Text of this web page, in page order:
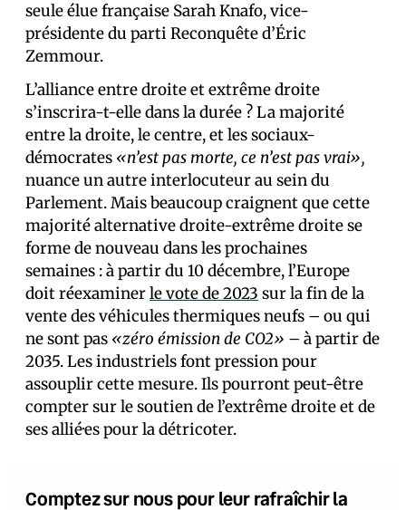
seule élue française Sarah Knafo, vice-
présidente du parti Reconquête d’Éric
Zemmour.
L’alliance entre droite et extrême droite
s’inscrira-t-elle dans la durée ? La majorité
entre la droite, le centre, et les sociaux-
démocrates «n’est pas morte, ce n’est pas vrai»,
nuance un autre interlocuteur au sein du
Parlement. Mais beaucoup craignent que cette
majorité alternative droite-extrême droite se
forme de nouveau dans les prochaines
semaines : à partir du 10 décembre, l’Europe
doit réexaminerle vote de 2023 sur la fin de la
vente des véhicules thermiques neufs – ou qui
ne sont pas «zéro émission de CO2» – à partir de
2035. Les industriels font pression pour
assouplir cette mesure. Ils pourront peut-être
compter sur le soutien de l’extrême droite et de
ses allié·es pour la détricoter.
Comptez sur nous pour leur rafraîchir la